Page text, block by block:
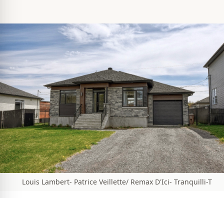
Louis Lambert- Patrice Veillette/ Remax D'Ici- Tranquilli-T